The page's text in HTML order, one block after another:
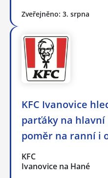
Zveřejněno: 3. srpna
KFC Ivanovice
parťáky na hlavní
poměr na ranní i
KFC
Ivanovice na Hané